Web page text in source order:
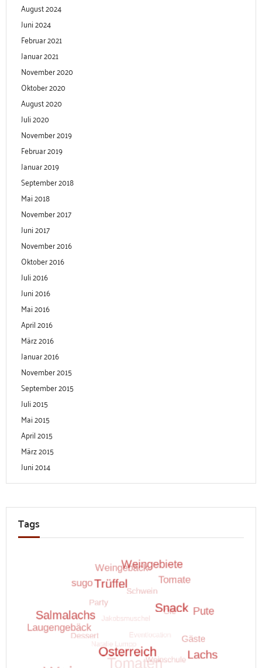
August 2024
Juni 2024
Februar 2021
Januar 2021
November 2020
Oktober 2020
August 2020
Juli 2020
November 2019
Februar 2019
Januar 2019
September 2018
Mai 2018
November 2017
Juni 2017
November 2016
Oktober 2016
Juli 2016
Juni 2016
Mai 2016
April 2016
März 2016
Januar 2016
November 2015
September 2015
Juli 2015
Mai 2015
April 2015
März 2015
Juni 2014
Tags